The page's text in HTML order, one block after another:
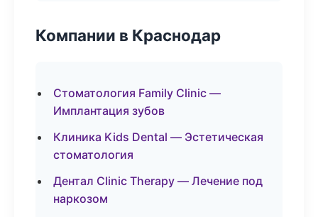
Компании в Краснодар
Стоматология Family Clinic —
Имплантация зубов
Клиника Kids Dental — Эстетическая
стоматология
Дентал Clinic Therapy — Лечение под
наркозом